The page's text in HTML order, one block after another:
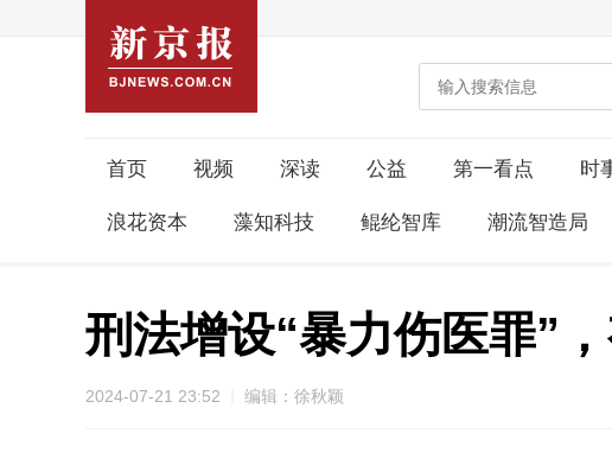
首页 视频 深读 公益 第一看点 时
浪花资本 藻知科技 鲲纶智库 潮流智造局
刑法增设“暴力伤医罪”
2024-07-21 23:52 编辑：徐秋颖